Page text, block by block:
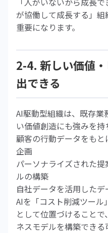
が協働して成長する」
重要になります。
2-4. 新しい価値
出できる
AI駆動型組織は、既存業
い価値創造にも強みを持
顧客の行動データをも
企画
パーソナライズされた
ルの構築
自社データを活用した
AIを「コスト削減ツール
として位置づけること
ネスモデルを構築できる